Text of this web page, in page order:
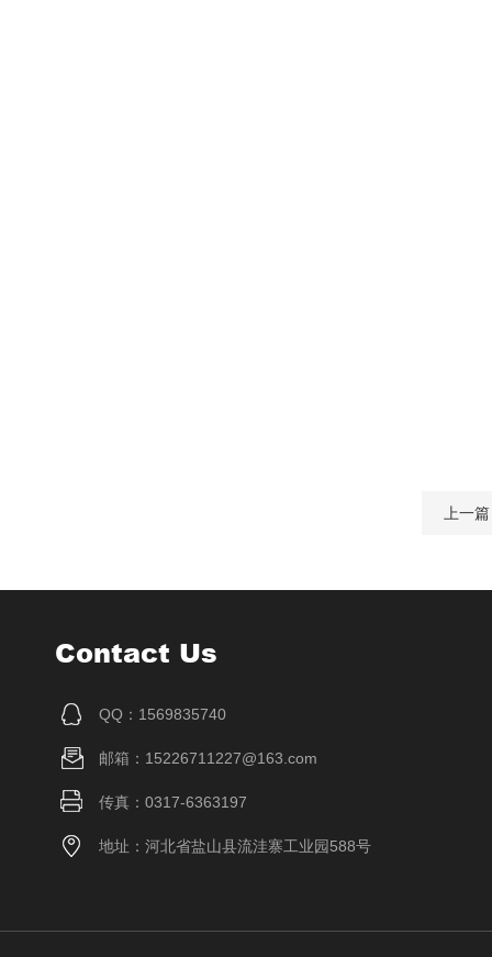
上一
Contact Us
QQ：1569835740
邮箱：15226711227@163.com
传真：0317-6363197
地址：河北省盐山县流洼寨工业园588号